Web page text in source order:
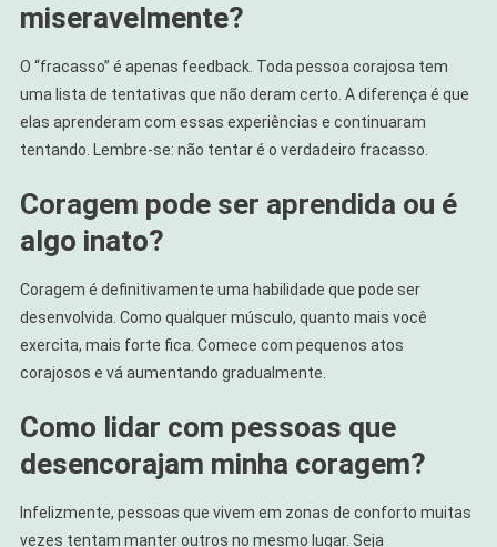
miseravelmente?
O “fracasso” é apenas feedback. Toda pessoa corajosa tem
uma lista de tentativas que não deram certo. A diferença é que
elas aprenderam com essas experiências e continuaram
tentando. Lembre-se: não tentar é o verdadeiro fracasso.
Coragem pode ser aprendida ou é
algo inato?
Coragem é definitivamente uma habilidade que pode ser
desenvolvida. Como qualquer músculo, quanto mais você
exercita, mais forte fica. Comece com pequenos atos
corajosos e vá aumentando gradualmente.
Como lidar com pessoas que
desencorajam minha coragem?
Infelizmente, pessoas que vivem em zonas de conforto muitas
vezes tentam manter outros no mesmo lugar. Seja